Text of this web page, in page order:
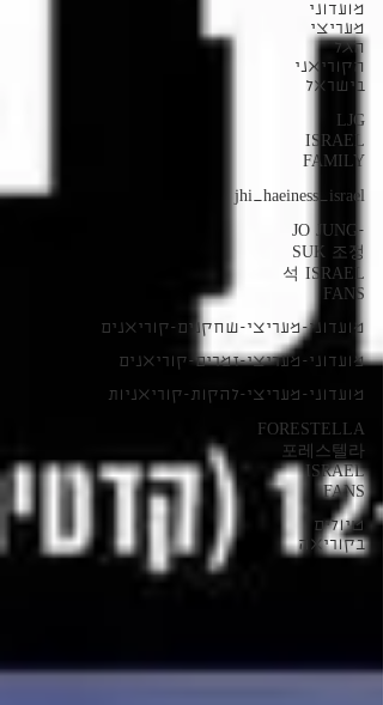
מועדוני
מעריצי
הגל
הקוריאני
בישראל
LJG
ISRAEL
FAMILY
jhi_haeiness_israel
JO JUNG-
SUK 조정
석 ISRAEL
FANS
מועדוני-מעריצי-שחקנים-קוריאנים
מועדוני-מעריצי-זמרים-קוריאנים
מועדוני-מעריצי-להקות-קוריאניות
FORESTELLA
포레스텔라
ISRAEL
FANS
טיולים
בקוריאה